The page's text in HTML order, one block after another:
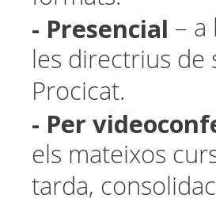
- Presencial – a
les directrius
Procicat.
- Per
els mateixos
tarda,